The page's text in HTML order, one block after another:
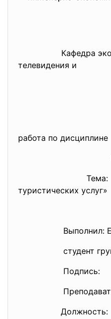
Кафедра
телевидения и
работа по дисциплине
Тема:
туристических услуг»
Выполнил:
студент
Подпись:
Преподаватель:
Должность: